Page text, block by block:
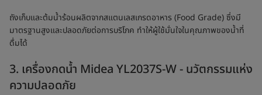
ถังเก็บและต้มน้ำร้อนผลิตจากสแตนเลสเกรดอาหาร (Food Grade) ซึ่งมี
มาตรฐานสูงและปลอดภัยต่อการบริโภค ทำให้ผู้ใช้มั่นใจในคุณภาพของน้ำที่
ดื่มได้
3. เครื่องกดน้ำ Midea YL2037S-W - นวัตกรรมแห่ง
ความปลอดภัย